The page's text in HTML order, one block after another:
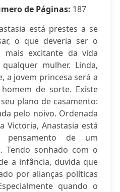
de Páginas: 187
está prestes a se
o que deveria ser o
mais excitante da vida
mulher. Linda,
a jovem princesa será a
de sorte. Existe
plano de casamento:
pelo noivo. Ordenada
Victoria, Anastasia está
de um
Tendo sonhado com o
a infância, duvida que
por alianças políticas
quando o